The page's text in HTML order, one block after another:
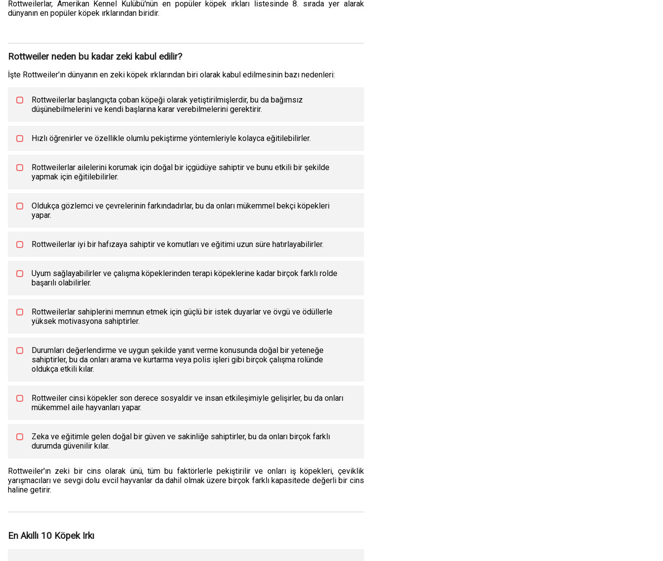
Rottweilerlar, Amerikan Kennel Kulübü'nün en popüler köpek ırkları listesinde 8. sırada yer alarak
dünyanın en popüler köpek ırklarından biridir.
Rottweiler neden bu kadar zeki kabul edilir?
İşte Rottweiler'ın dünyanın en zeki köpek ırklarından biri olarak kabul edilmesinin bazı nedenleri:
Rottweilerlar başlangıçta çoban köpeği olarak yetiştirilmişlerdir, bu da bağımsız
düşünebilmelerini ve kendi başlarına karar verebilmelerini gerektirir.
Hızlı öğrenirler ve özellikle olumlu pekiştirme yöntemleriyle kolayca eğitilebilirler.
Rottweilerlar ailelerini korumak için doğal bir içgüdüye sahiptir ve bunu etkili bir şekilde
yapmak için eğitilebilirler.
Oldukça gözlemci ve çevrelerinin farkındadırlar, bu da onları mükemmel bekçi köpekleri
yapar.
Rottweilerlar iyi bir hafızaya sahiptir ve komutları ve eğitimi uzun süre hatırlayabilirler.
Uyum sağlayabilirler ve çalışma köpeklerinden terapi köpeklerine kadar birçok farklı rolde
başarılı olabilirler.
Rottweilerlar sahiplerini memnun etmek için güçlü bir istek duyarlar ve övgü ve ödüllerle
yüksek motivasyona sahiptirler.
Durumları değerlendirme ve uygun şekilde yanıt verme konusunda doğal bir yeteneğe
sahiptirler, bu da onları arama ve kurtarma veya polis işleri gibi birçok çalışma rolünde
oldukça etkili kılar.
Rottweiler cinsi köpekler son derece sosyaldir ve insan etkileşimiyle gelişirler, bu da onları
mükemmel aile hayvanları yapar.
Zeka ve eğitimle gelen doğal bir güven ve sakinliğe sahiptirler, bu da onları birçok farklı
durumda güvenilir kılar.
Rottweiler'ın zeki bir cins olarak ünü, tüm bu faktörlerle pekiştirilir ve onları iş köpekleri, çeviklik
yarışmacıları ve sevgi dolu evcil hayvanlar da dahil olmak üzere birçok farklı kapasitede değerli bir cins
haline getirir.
En Akıllı 10 Köpek Irkı